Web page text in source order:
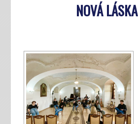
NOVÁ LÁSKA